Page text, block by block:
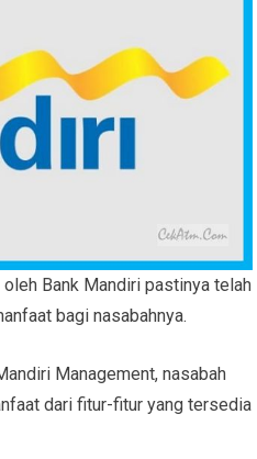
Bank Mandiri pastinya telah
bagi nasabahnya.
Management, nasabah
dari fitur-fitur yang tersedia